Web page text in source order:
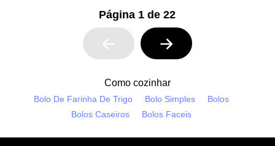
Página 1 de 22
Como cozinhar
Bolo De Farinha De Trigo Bolo Simples
Bolos
Bolos Caseiros
Bolos Faceis